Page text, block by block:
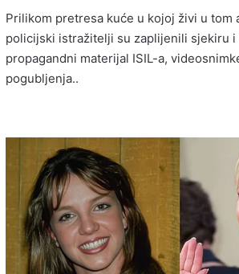
Prilikom pretresa kuće u kojoj živi u tom
policijski istražitelji su zaplijenili sjekiru i
propagandni materijal ISIL-a,
pogubljenja..